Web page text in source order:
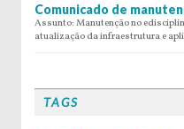
Comunicado de
Assunto: Manutenção no
atualização da infraestrutura e
TAGS